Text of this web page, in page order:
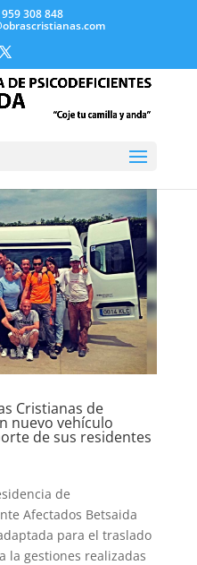
959 308 848
Cristianas de
nuevo vehículo
de sus residentes
de
Afectados Betsaida
para el traslado
la gestiones realizadas